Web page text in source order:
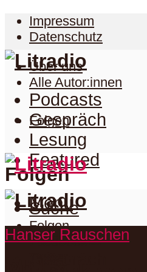
Impressum
Datenschutz
Über uns
Alle Autor:innen
Folgen
Folgen
Folgen
Facebook
Podcasts
Gespräch
Lesung
Featured
Menu
Suche
Podcasts
Hanser Rauschen